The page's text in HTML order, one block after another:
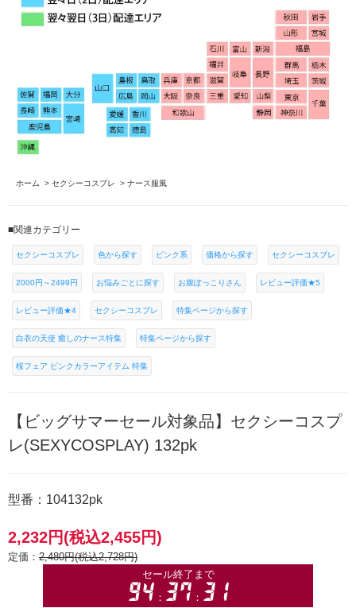
ホーム > セクシーコスプレ > ナース服風
■関連カテゴリー
セクシーコスプレ 色から探す ピンク系 価格から探す セクシーコスプレ
2000円～2499円 お悩みごとに探す お腹ぽっこりさん レビュー評価★5
レビュー評価★4 セクシーコスプレ 特集ページから探す
白衣の天使 癒しのナース特集 特集ページから探す
桜フェア ピンクカラーアイテム 特集
【ビッグサマーセール対象品】セクシーコスプ
レ(SEXYCOSPLAY) 132pk
型番：104132pk
2,232円(税込2,455円)
定価： 2,480円(税込2,728円)